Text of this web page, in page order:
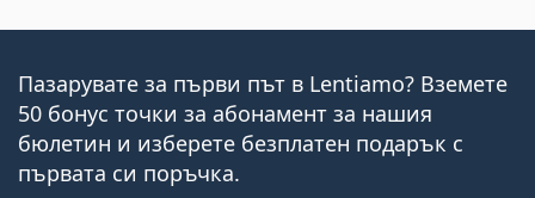
Пазарувате за първи път в Lentiamo? Вземете
50 бонус точки за абонамент за нашия
бюлетин и изберете безплатен подарък с
първата си поръчка.